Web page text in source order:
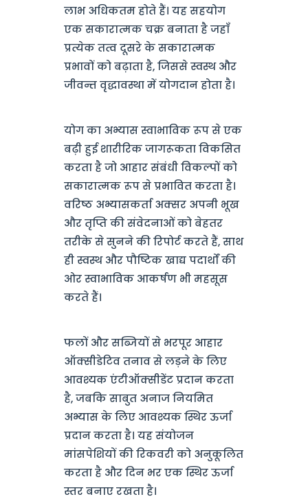
लाभ अधिकतम होते हैं। यह सहयोग
एक सकारात्मक चक्र बनाता है जहाँ
प्रत्येक तत्व दूसरे के सकारात्मक
प्रभावों को बढ़ाता है, जिससे स्वस्थ और
जीवन्त वृद्धावस्था में योगदान होता है।
योग का अभ्यास स्वाभाविक रूप से एक
बढ़ी हुई शारीरिक जागरूकता विकसित
करता है जो आहार संबंधी विकल्पों को
सकारात्मक रूप से प्रभावित करता है।
वरिष्ठ अभ्यासकर्ता अक्सर अपनी भूख
और तृप्ति की संवेदनाओं को बेहतर
तरीके से सुनने की रिपोर्ट करते हैं, साथ
ही स्वस्थ और पौष्टिक खाद्य पदार्थों की
ओर स्वाभाविक आकर्षण भी महसूस
करते हैं।
फलों और सब्जियों से भरपूर आहार
ऑक्सीडेटिव तनाव से लड़ने के लिए
आवश्यक एंटीऑक्सीडेंट प्रदान करता
है, जबकि साबुत अनाज नियमित
अभ्यास के लिए आवश्यक स्थिर ऊर्जा
प्रदान करता है। यह संयोजन
मांसपेशियों की रिकवरी को अनुकूलित
करता है और दिन भर एक स्थिर ऊर्जा
स्तर बनाए रखता है।